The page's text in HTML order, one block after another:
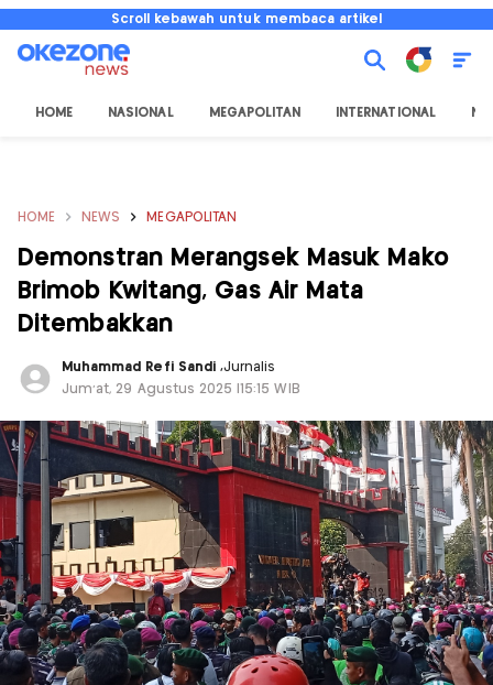
Scroll kebawah untuk membaca artikel
HOME NASIONAL MEGAPOLITAN INTERNATIONAL
HOME NEWS MEGAPOLITAN
Demonstran Merangsek Masuk Mako
Brimob Kwitang, Gas Air Mata
Ditembakkan
Muhammad Refi Sandi ,Jurnalis
Jum'at, 29 Agustus 2025 |15:15 WIB